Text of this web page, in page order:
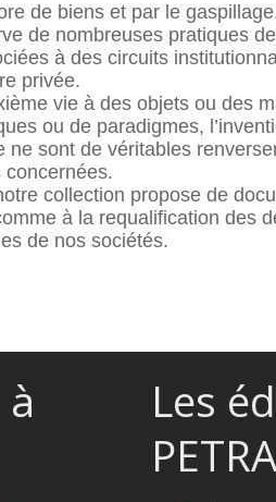
de biens et par le
de nombreuses pratiques
à des circuits
privée.
vie à des objets ou des
ou de paradigmes,
sont de véritables
collection propose de
à la requalification des
de nos sociétés.
Les